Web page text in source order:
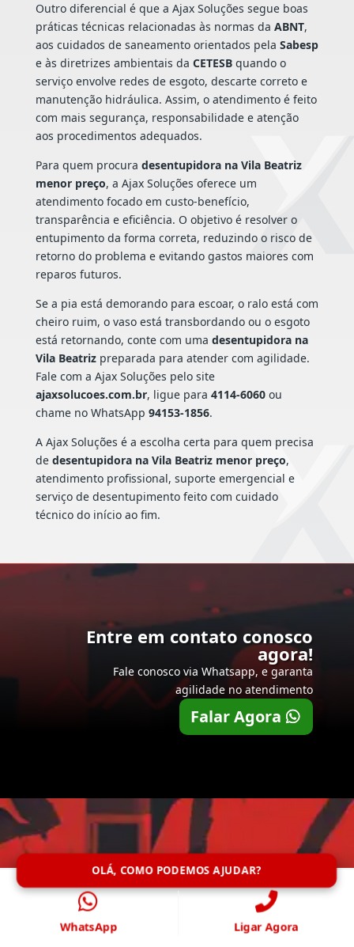
Outro diferencial é que a Ajax Soluções segue boas
práticas técnicas relacionadas às normas da ABNT,
aos cuidados de saneamento orientados pela Sabesp
e às diretrizes ambientais da CETESBquando o
serviço envolve redes de esgoto, descarte correto e
manutenção hidráulica. Assim, o atendimento é feito
com mais segurança, responsabilidade e atenção
aos procedimentos adequados.
Para quem procura desentupidora na Vila Beatriz
menor preço, a Ajax Soluções oferece um
atendimento focado em custo-benefício,
transparência e eficiência. O objetivo é resolver o
entupimento da forma correta, reduzindo o risco de
retorno do problema e evitando gastos maiores com
reparos futuros.
Se a pia está demorando para escoar, o ralo está com
cheiro ruim, o vaso está transbordando ou o esgoto
está retornando, conte com uma desentupidora na
Vila Beatrizpreparada para atender com agilidade.
Fale com a Ajax Soluções pelo site
ajaxsolucoes.com.br, ligue para 4114-6060ou
chame no WhatsApp 94153-1856.
A Ajax Soluções é a escolha certa para quem precisa
de desentupidora na Vila Beatriz menor preço,
atendimento profissional, suporte emergencial e
serviço de desentupimento feito com cuidado
técnico do início ao fim.
Entre em contato conosco
agora!
Fale conosco via Whatsapp, e garanta
agilidade no atendimento
Falar Agora
OLÁ, COMO PODEMOS AJUDAR?
WhatsApp Ligar Agora